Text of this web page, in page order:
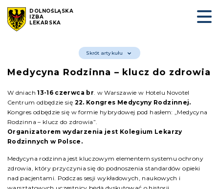
DOLNOŚLĄSKA
IZBA
LEKARSKA
Skrót artykułu
Medycyna Rodzinna – klucz do zdrowia
W dniach 13-16 czerwca br. w Warszawie w Hotelu Novotel
Centrum odbędzie się 22. Kongres Medycyny Rodzinnej.
Kongres odbędzie się w formie hybrydowej pod hasłem: „Medycyna
Rodzinna – klucz do zdrowia”.
Organizatorem wydarzenia jest Kolegium Lekarzy
Rodzinnych w Polsce.
Medycyna rodzinna jest kluczowym elementem systemu ochrony
zdrowia, który przyczynia się do podnoszenia standardów opieki
nad pacjentami. Podczas sesji wykładowych, naukowych i